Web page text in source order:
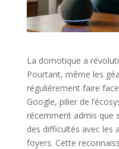
La domotique a
Pourtant, même les
régulièrement faire
Google, pilier de
récemment admis que
des difficultés avec les
foyers. Cette